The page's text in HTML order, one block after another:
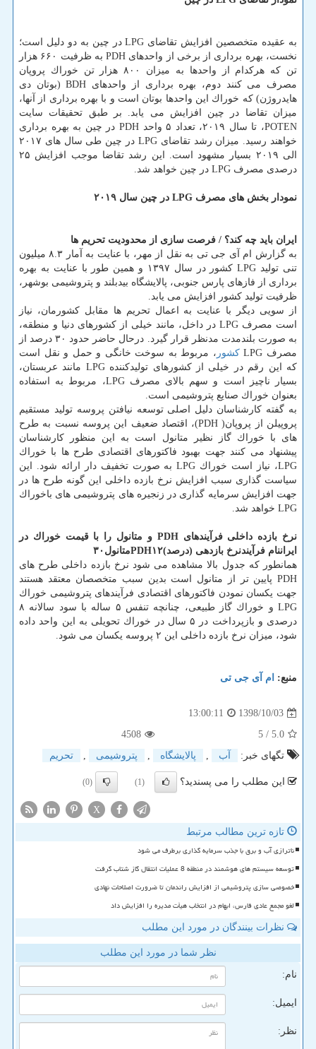
به عقیده متخصصین افزایش تقاضای LPG در چین به دو دلیل است؛
نخست، بهره برداری از برخی از واحدهای PDH به ظرفیت ۶۶۰ هزار
تن كه هركدام از واحدها به میزان ۸۰۰ هزار تن خوراك پروپان
مصرف می كنند دوم، بهره برداری از واحدهای BDH (بوتان دی
هایدروژن) كه خوراك این واحدها بوتان است و با بهره برداری از آنها،
میزان تقاضا در چین افزایش می یابد. بر طبق تحقیقات سایت
POTEN، تا سال ۲۰۱۹، تعداد ۵ واحد PDH در چین به بهره برداری
خواهند رسید. میزان رشد تقاضای LPG در چین طی سال های ۲۰۱۷
الی ۲۰۱۹ بسیار مشهود است. این رشد تقاضا موجب افزایش ۲۵
درصدی مصرف LPG در چین خواهد شد.
نمودار بخش های مصرف LPG در چین سال ۲۰۱۹
ایران باید چه كند؟ / ‏فرصت‬ سازی از محدودیت تحریم ها
به گزارش ام آی جی تی به نقل از مهر، با عنایت به آمار ۸.۳ میلیون
تنی تولید LPG كشور در سال ۱۳۹۷ و همین طور با عنایت به بهره
برداری از فازهای پارس جنوبی، پالایشگاه بیدبلند و پتروشیمی بوشهر،
ظرفیت تولید كشور افزایش می یابد.
از سویی دیگر با عنایت به اعمال تحریم ها مقابل كشورمان، نیاز
است مصرف LPG در داخل، مانند خیلی از كشورهای دنیا و منطقه،
به صورت بلندمدت مدنظر قرار گیرد. درحال حاضر حدود ۳۰ درصد از
مصرف LPG
كشور ، مربوط به سوخت خانگی و حمل و نقل است
كه این رقم در خیلی از كشورهای تولیدكننده LPG مانند عربستان،
بسیار ناچیز است و سهم بالای مصرف LPG، مربوط به استفاده
بعنوان خوراك صنایع پتروشیمی است.
به گفته كارشناسان دلیل اصلی توسعه نیافتن پروسه تولید مستقیم
پروپیلن از پروپان( PDH)، اقتصاد ضعیف این پروسه نسبت به طرح
های با خوراك گاز نظیر متانول است به این منظور كارشناسان
پیشنهاد می كنند جهت بهبود فاكتورهای اقتصادی طرح ها با خوراك
LPG، نیاز است خوراك LPG به صورت تخفیف دار ارائه شود. این
سیاست گذاری سبب افزایش نرخ بازده داخلی این گونه طرح ها در
جهت افزایش سرمایه گذاری در زنجیره های پتروشیمی های باخوراك
LPG خواهد شد.
نرخ بازده داخلی فرآیندهای PDH و متانول را با قیمت خوراك در
ایراننام فرآیندنرخ بازدهی (درصد) PDH۱۲ متانول ۳۰
همانطور كه جدول بالا مشاهده می شود نرخ بازده داخلی طرح های
PDH پایین تر از متانول است بدین سبب متخصصان معتقد هستند
جهت یكسان نمودن فاكتورهای اقتصادی فرآیندهای پتروشیمی خوراك
LPG و خوراك گاز طبیعی، چنانچه تنفس ۵ ساله با سود سالانه ۸
درصدی و بازپرداخت در ۵ سال در خوراك تحویلی به این واحد داده
شود، میزان نرخ بازده داخلی این ۲ پروسه یكسان می شود.
منبع: ام آی جی تی
1398/10/03
13:00:11
5.0
/ 5
4508
تگهای خبر:
آب , پالایشگاه , پتروشیمی , تحریم
این مطلب را می پسندید؟ (1)
(0)
X
تازه ترین مطالب مرتبط
ناترازی آب و برق با جذب سرمایه گذاری برطرف می شود
توسعه سیستم های هوشمند در منطقه 8 عملیات انتقال گاز شتاب گرفت
خصوصی سازی پتروشیمی از افزایش راندمان تا ضرورت اصلاحات نهادی
لغو مجمع عادی فارس، ابهام در انتخاب هیأت مدیره را افزایش داد
نظرات بینندگان در مورد این مطلب
نظر شما در مورد این مطلب
نام:
ایمیل:
نظر: